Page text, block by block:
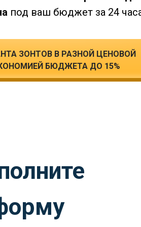
под ваш бюджет за 24
ЗОНТОВ В РАЗНОЙ ЦЕНОВОЙ
БЮДЖЕТА ДО 15%